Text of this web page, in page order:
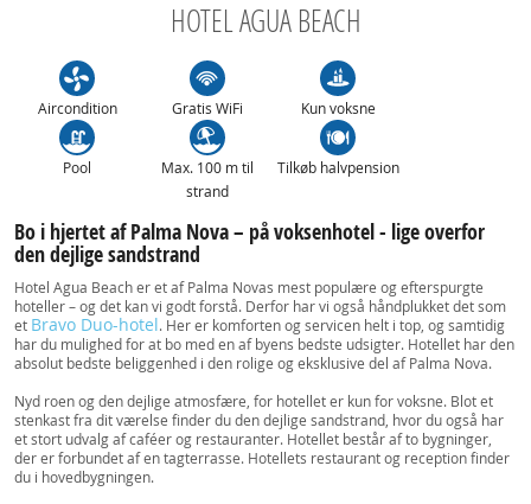
HOTEL AGUA BEACH
Aircondition Gratis WiFi Kun voksne
Pool
Max. 100 m til
strand
Tilkøb halvpension
Bo i hjertet af Palma Nova – på voksenhotel - lige overfor
den dejlige sandstrand
Hotel Agua Beach er et af Palma Novas mest populære og efterspurgte
hoteller – og det kan vi godt forstå. Derfor har vi også håndplukket det som
et Bravo Duo-hotel. Her er komforten og servicen helt i top, og samtidig
har du mulighed for at bo med en af byens bedste udsigter. Hotellet har den
absolut bedste beliggenhed i den rolige og eksklusive del af Palma Nova.
Nyd roen og den dejlige atmosfære, for hotellet er kun for voksne. Blot et
stenkast fra dit værelse finder du den dejlige sandstrand, hvor du også har
et stort udvalg af caféer og restauranter. Hotellet består af to bygninger,
der er forbundet af en tagterrasse. Hotellets restaurant og reception finder
du i hovedbygningen.